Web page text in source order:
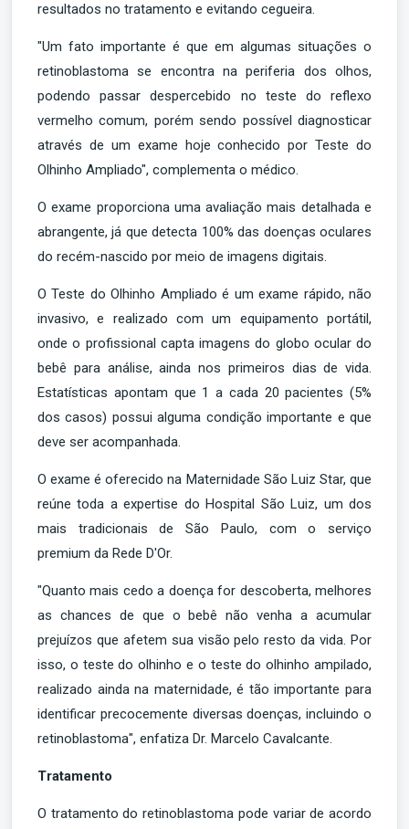
resultados no tratamento e evitando cegueira.
"Um fato importante é que em algumas situações o
retinoblastoma se encontra na periferia dos olhos,
podendo passar despercebido no teste do reflexo
vermelho comum, porém sendo possível diagnosticar
através de um exame hoje conhecido por Teste do
Olhinho Ampliado", complementa o médico.
O exame proporciona uma avaliação mais detalhada e
abrangente, já que detecta 100% das doenças oculares
do recém-nascido por meio de imagens digitais.
O Teste do Olhinho Ampliado é um exame rápido, não
invasivo, e realizado com um equipamento portátil,
onde o profissional capta imagens do globo ocular do
bebê para análise, ainda nos primeiros dias de vida.
Estatísticas apontam que 1 a cada 20 pacientes (5%
dos casos) possui alguma condição importante e que
deve ser acompanhada.
O exame é oferecido na Maternidade São Luiz Star, que
reúne toda a expertise do Hospital São Luiz, um dos
mais tradicionais de São Paulo, com o serviço
premium da Rede D'Or.
"Quanto mais cedo a doença for descoberta, melhores
as chances de que o bebê não venha a acumular
prejuízos que afetem sua visão pelo resto da vida. Por
isso, o teste do olhinho e o teste do olhinho ampilado,
realizado ainda na maternidade, é tão importante para
identificar precocemente diversas doenças, incluindo o
retinoblastoma", enfatiza Dr. Marcelo Cavalcante.
Tratamento
O tratamento do retinoblastoma pode variar de acordo